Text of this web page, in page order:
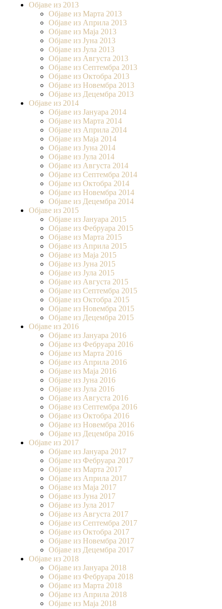
Објаве из 2013
Објаве из Марта 2013
Објаве из Априла 2013
Објаве из Маја 2013
Објаве из Јунa 2013
Објаве из Јула 2013
Објаве из Августа 2013
Објаве из Септембра 2013
Објаве из Октобра 2013
Објаве из Новембра 2013
Објаве из Децембра 2013
Објаве из 2014
Објаве из Јануара 2014
Објаве из Марта 2014
Објаве из Априла 2014
Објаве из Маја 2014
Објаве из Јуна 2014
Објаве из Јула 2014
Објаве из Августа 2014
Објаве из Септембра 2014
Објаве из Октобра 2014
Објаве из Новембра 2014
Објаве из Децембра 2014
Објаве из 2015
Објаве из Јануара 2015
Објаве из Фебруара 2015
Објаве из Марта 2015
Објаве из Априла 2015
Објаве из Маја 2015
Објаве из Јуна 2015
Објаве из Јула 2015
Објаве из Августа 2015
Објаве из Септембра 2015
Објаве из Октобра 2015
Објаве из Новембра 2015
Објаве из Децембра 2015
Објаве из 2016
Објаве из Јануара 2016
Објаве из Фебруара 2016
Објаве из Марта 2016
Објаве из Априла 2016
Објаве из Маја 2016
Објаве из Јуна 2016
Објаве из Јула 2016
Објаве из Августа 2016
Објаве из Септембра 2016
Објаве из Октобра 2016
Објаве из Новембра 2016
Објаве из Децембра 2016
Објаве из 2017
Објаве из Јануара 2017
Објаве из Фебруара 2017
Објаве из Марта 2017
Објаве из Априла 2017
Објаве из Маја 2017
Објаве из Јуна 2017
Објаве из Јула 2017
Објаве из Августа 2017
Објаве из Септембра 2017
Објаве из Октобра 2017
Објаве из Новембра 2017
Објаве из Децембра 2017
Објаве из 2018
Објаве из Јануара 2018
Објаве из Фебруара 2018
Објаве из Марта 2018
Објаве из Априла 2018
Објаве из Маја 2018